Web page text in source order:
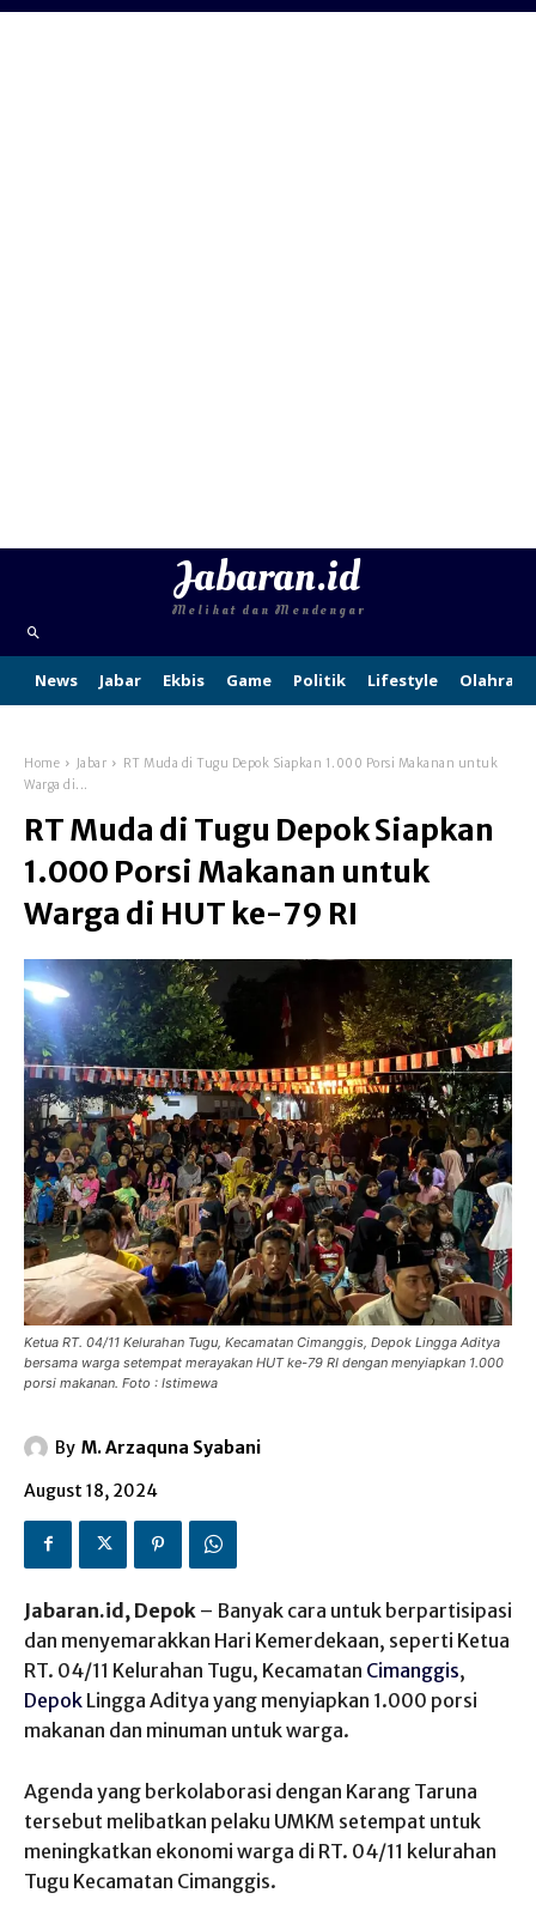
Jabaran.id
Melihat dan Mendengar
News Jabar Ekbis Game Politik Lifestyle Olahraga
Home Jabar
RT Muda di Tugu Depok Siapkan 1.000 Porsi Makanan untuk
Warga di...
RT Muda di Tugu Depok Siapkan
1.000 Porsi Makanan untuk
Warga di HUT ke-79 RI
Ketua RT. 04/11 Kelurahan Tugu, Kecamatan Cimanggis, Depok Lingga Aditya
bersama warga setempat merayakan HUT ke-79 RI dengan menyiapkan 1.000
porsi makanan. Foto : Istimewa
By M. Arzaquna Syabani
August 18, 2024
Jabaran.id, Depok – Banyak cara untuk berpartisipasi
dan menyemarakkan Hari Kemerdekaan, seperti Ketua
RT. 04/11 Kelurahan Tugu, Kecamatan Cimanggis,
Depok Lingga Aditya yang menyiapkan 1.000 porsi
makanan dan minuman untuk warga.
Agenda yang berkolaborasi dengan Karang Taruna
tersebut melibatkan pelaku UMKM setempat untuk
meningkatkan ekonomi warga di RT. 04/11 kelurahan
Tugu Kecamatan Cimanggis.